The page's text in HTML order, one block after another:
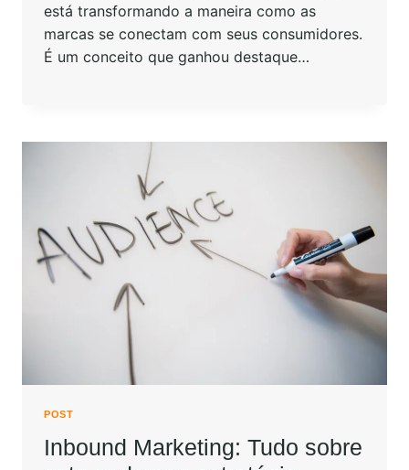
está transformando a maneira como as
marcas se conectam com seus consumidores.
É um conceito que ganhou destaque…
POST
Inbound Marketing: Tudo sobre